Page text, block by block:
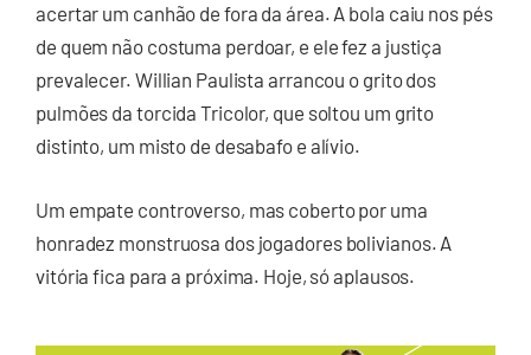
acertar um canhão de fora da área. A bola caiu nos pés
de quem não costuma perdoar, e ele fez a justiça
prevalecer. Willian Paulista arrancou o grito dos
pulmões da torcida Tricolor, que soltou um grito
distinto, um misto de desabafo e alívio.
Um empate controverso, mas coberto por uma
honradez monstruosa dos jogadores bolivianos. A
vitória fica para a próxima. Hoje, só aplausos.